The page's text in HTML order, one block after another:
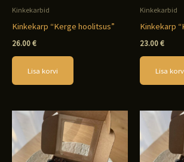
Kinkekarbid
Kinkekarp “Kerge hoolitsus”
26.00€
Lisa korvi
Kinkekarbid
Kinkekarp
23.00€
Lisa